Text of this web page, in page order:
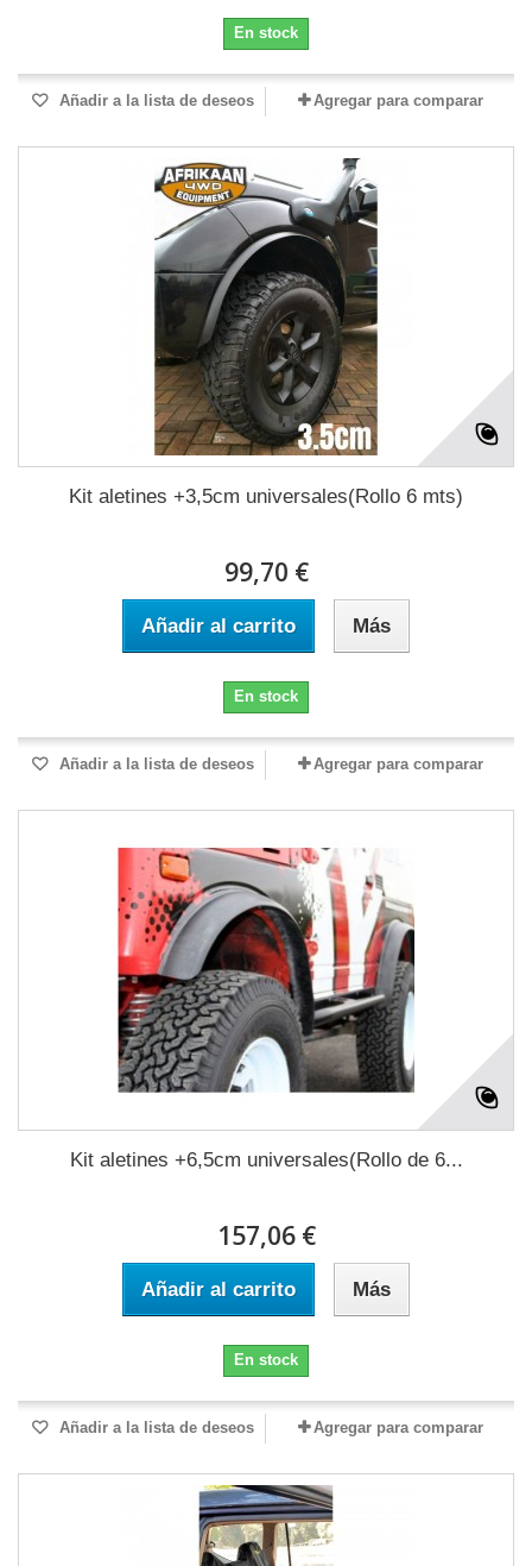
En stock
Añadir a la lista de deseos Agregar para comparar
Kit aletines +3,5cm universales(Rollo 6 mts)
99,70 €
Añadir al carrito Más
En stock
Añadir a la lista de deseos Agregar para comparar
Kit aletines +6,5cm universales(Rollo de 6...
157,06 €
Añadir al carrito Más
En stock
Añadir a la lista de deseos Agregar para comparar